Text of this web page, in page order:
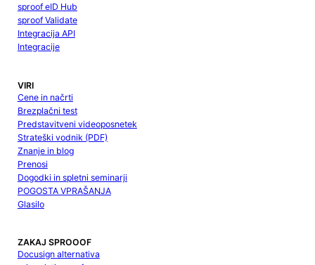
sproof eID Hub
sproof Validate
Integracija API
Integracije
VIRI
Cene in načrti
Brezplačni test
Predstavitveni videoposnetek
Strateški vodnik (PDF)
Znanje in blog
Prenosi
Dogodki in spletni seminarji
POGOSTA VPRAŠANJA
Glasilo
ZAKAJ SPROOOF
Docusign alternativa